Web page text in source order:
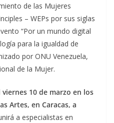
de las Mujeres
– WEPs por sus siglas
“Por un mundo digital
para la igualdad de
por ONU Venezuela,
de la Mujer.
10 de marzo en los
Artes, en Caracas, a
a especialistas en